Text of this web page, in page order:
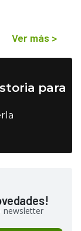
Ver más >
para
newsletter